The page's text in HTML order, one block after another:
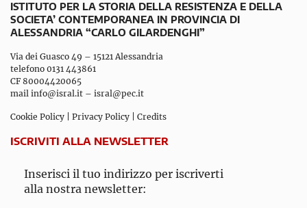
ISTITUTO PER LA STORIA DELLA RESISTENZA E DELLA
SOCIETA’ CONTEMPORANEA IN PROVINCIA DI
ALESSANDRIA “CARLO GILARDENGHI”
Via dei Guasco 49 – 15121 Alessandria
telefono 0131 443861
CF 80004420065
mail info@isral.it – isral@pec.it
Cookie Policy Privacy Policy Credits
ISCRIVITI ALLA NEWSLETTER
Inserisci il tuo indirizzo per iscriverti
alla nostra newsletter: